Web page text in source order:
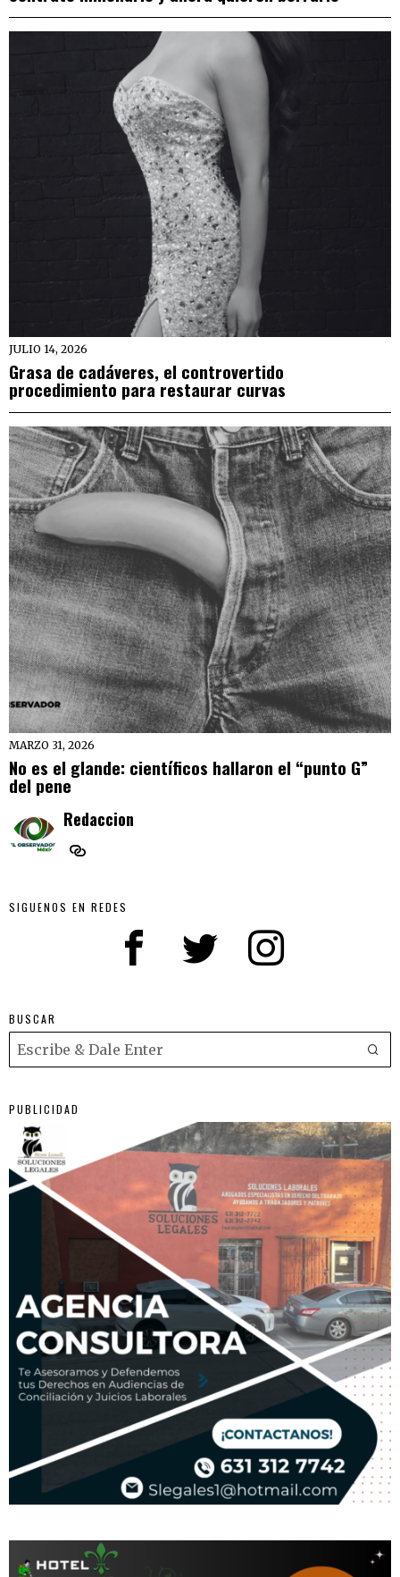
JULIO 14, 2026
Grasa de cadáveres, el controvertido
procedimiento para restaurar curvas
MARZO 31, 2026
No es el glande: científicos hallaron el “punto G”
del pene
Redaccion
SIGUENOS EN REDES
BUSCAR
PUBLICIDAD